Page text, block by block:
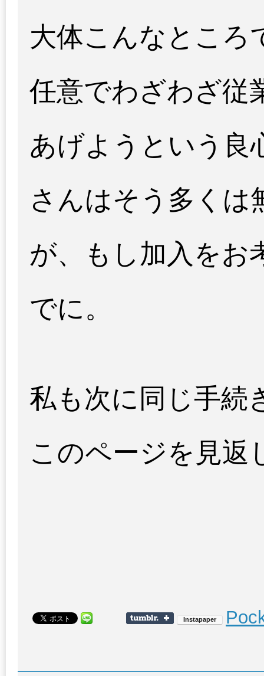
大体こんなところ
任意でわざわざ従
あげようという良
さんはそう多くは
が、もし加入をお
でに。
私も次に同じ手続
このページを見返